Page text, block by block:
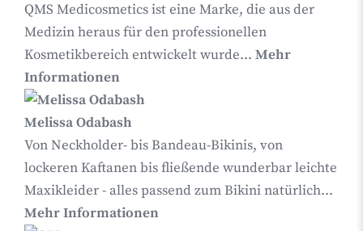
QMS Medicosmetics ist eine Marke, die aus der
Medizin heraus für den professionellen
Kosmetikbereich entwickelt wurde... Mehr
Informationen
Melissa Odabash
Von Neckholder- bis Bandeau-Bikinis, von
lockeren Kaftanen bis fließende wunderbar leichte
Maxikleider - alles passend zum Bikini natürlich...
Mehr Informationen